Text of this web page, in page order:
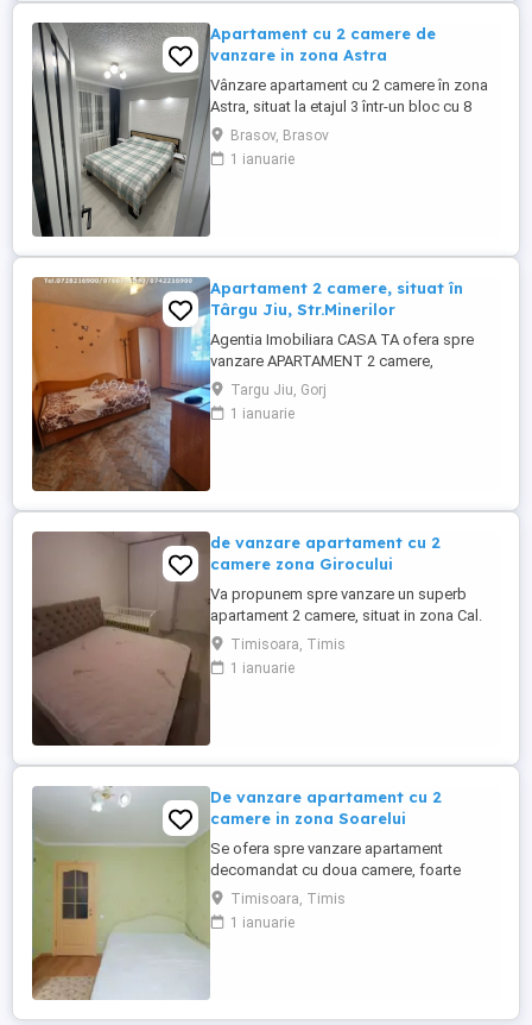
Apartament cu 2 camere de
vanzare in zona Astra
Vânzare apartament cu 2 camere în zona
Astra, situat la etajul 3 într-un bloc cu 8
niveluri. Locuința are o suprafață de 60 mp
și este compartimentată cu living,
dormitor, bucătărie separată și baie. Zona
Brasov, Brasov
1 ianuarie
Apartament 2 camere, situat în
Târgu Jiu, Str.Minerilor
Agentia Imobiliara CASA TA ofera spre
vanzare APARTAMENT 2 camere,
decomandat, situat pe Strada Minerilor,
(Zona 9 MAI) Etaj parter/4. Apartamentul
este compus din: 2 camere, baie,
Targu Jiu, Gorj
1 ianuarie
de vanzare apartament cu 2
camere zona Girocului
Va propunem spre vanzare un superb
apartament 2 camere, situat in zona Cal.
Girocului. Apartamentul se afla la parter
inalt si are o suprafata de 54 de mp.
Dispune de centrala proprie prin
Timisoara, Timis
1 ianuarie
De vanzare apartament cu 2
camere in zona Soarelui
Se ofera spre vanzare apartament
decomandat cu doua camere, foarte
spatios, luminos, balcon, complet mobilat
si utilat modern. Imobilul are o suprafata
de 52 mp, dispune de centrala proprie, la
Timisoara, Timis
1 ianuarie